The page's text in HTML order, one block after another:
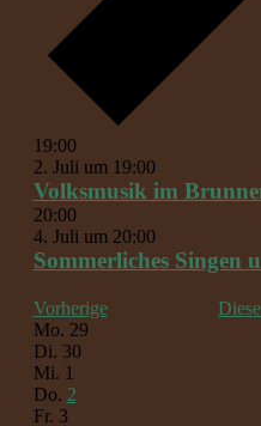
19:00
2. Juli um 19:00
Volksmusik im
20:00
4. Juli um 20:00
Sommerliches Singen
Vorherige
Woche
von
Veranstaltungen
Mo. 29
Di. 30
Mi. 1
Do. 2
Fr. 3